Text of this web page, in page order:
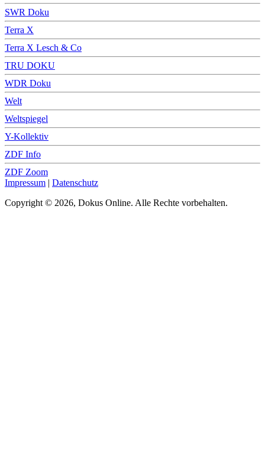
SWR Doku
Terra X
Terra X Lesch & Co
TRU DOKU
WDR Doku
Welt
Weltspiegel
Y-Kollektiv
ZDF Info
ZDF Zoom
Impressum | Datenschutz
Copyright © 2026, Dokus Online. Alle Rechte vorbehalten.